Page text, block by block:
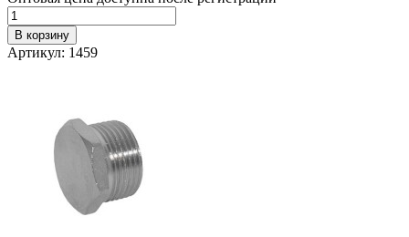
В корзину
Артикул: 1459